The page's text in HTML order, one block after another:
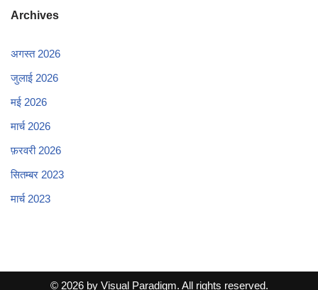
Archives
अगस्त 2026
जुलाई 2026
मई 2026
मार्च 2026
फ़रवरी 2026
सितम्बर 2023
मार्च 2023
© 2026 by Visual Paradigm. All rights reserved.